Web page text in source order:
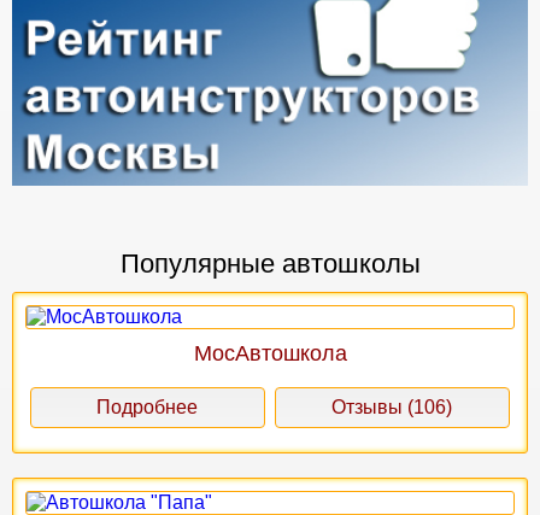
Популярные автошколы
МосАвтошкола
Подробнее Отзывы (106)